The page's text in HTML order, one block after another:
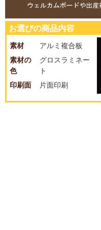
お選びの商品内容
素材
アルミ複合板
素材の
色
グロスラミネー
ト
印刷面
片面印刷